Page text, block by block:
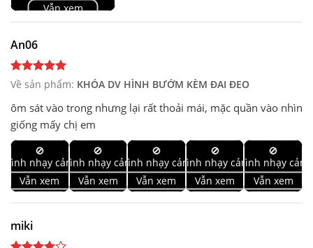
Vẫn xem
An06
Về sản phẩm: KHÓA DV HÌNH BƯỚM KÈM ĐAI ĐEO
ôm sát vào trong nhưng lại rất thoải mái, mặc quần vào nhìn
giống mấy chị em
🚫
Hình nhạy cảm
Vẫn xem
🚫
Hình nhạy cảm
Vẫn xem
🚫
Hình nhạy cảm
Vẫn xem
🚫
Hình nhạy cảm
Vẫn xem
🚫
Hình nhạy cảm
Vẫn xem
miki